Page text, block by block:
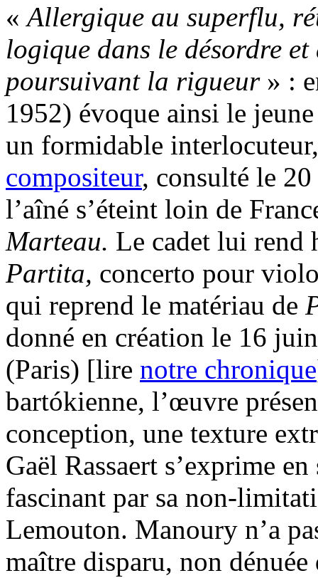
«Allergique au superflu,
logique dans le désordre
poursuivant la rigueur» :
1952) évoque ainsi le
un formidable
compositeur, consulté le
l’aîné s’éteint loin de
Marteau. Le cadet lui rend
Partita, concerto pour
qui reprend le matériau de
donné en création le 16
(Paris) [lire notre chronique
bartókienne, l’œuvre
conception, une texture
Gaël Rassaert s’exprime
fascinant par sa non-
Lemouton. Manoury n’a
maître disparu, non